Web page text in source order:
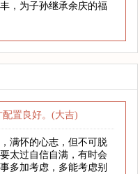
，为子孙继承余庆的福
置良好。(大吉)
满怀的心志，但不可脱
太过自信自满，有时会
多加考虑，多能考虑别